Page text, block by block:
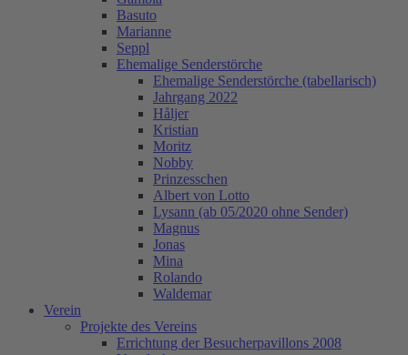
Basuto
Marianne
Seppl
Ehemalige Senderstörche
Ehemalige Senderstörche (tabellarisch)
Jahrgang 2022
Håljer
Kristian
Moritz
Nobby
Prinzesschen
Albert von Lotto
Lysann (ab 05/2020 ohne Sender)
Magnus
Jonas
Mina
Rolando
Waldemar
Verein
Projekte des Vereins
Errichtung der Besucherpavillons 2008